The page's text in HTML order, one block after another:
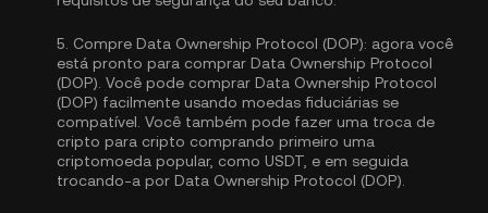
5. Compre Data Ownership Protocol (DOP): agora você
está pronto para comprar Data Ownership Protocol
(DOP). Você pode comprar Data Ownership Protocol
(DOP) facilmente usando moedas fiduciárias se
compatível. Você também pode fazer uma troca de
cripto para cripto comprando primeiro uma
criptomoeda popular, como USDT , e em seguida
trocando-a por Data Ownership Protocol (DOP).